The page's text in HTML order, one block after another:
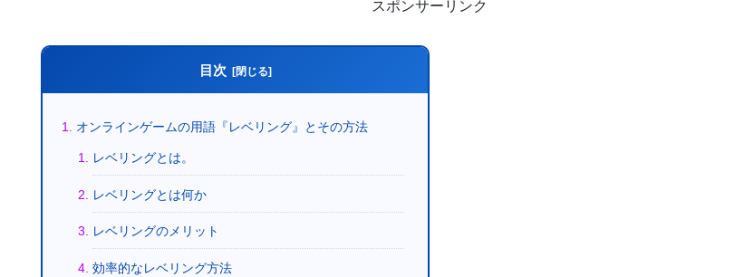
スポンサーリンク
目次
オンラインゲームの用語『レベリング』とその方法
レベリングとは。
レベリングとは何か
レベリングのメリット
効率的なレベリング方法